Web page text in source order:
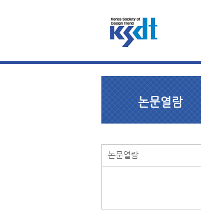
논문열람
논문열람